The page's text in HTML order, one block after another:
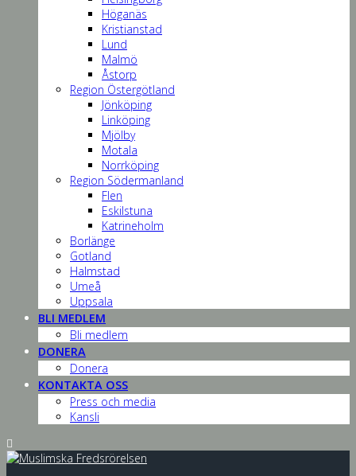
Höganäs
Kristianstad
Lund
Malmö
Åstorp
Region Östergötland
Jönköping
Linköping
Mjölby
Motala
Norrköping
Region Södermanland
Flen
Eskilstuna
Katrineholm
Borlänge
Gotland
Halmstad
Umeå
Uppsala
BLI MEDLEM
Bli medlem
DONERA
Donera
KONTAKTA OSS
Press och media
Kansli